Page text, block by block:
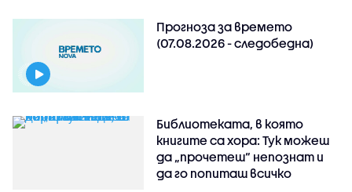
Прогноза за времето
(07.08.2026 - следобедна)
Библиотеката, в която
книгите са хора: Тук можеш
да „прочетеш“ непознат и
да го попиташ всичко